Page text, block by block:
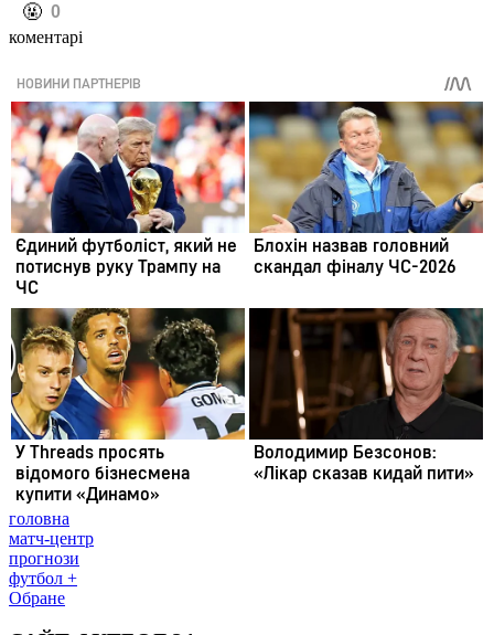
️🤬 0
коментарі
головна
матч-центр
прогнози
футбол +
Обране